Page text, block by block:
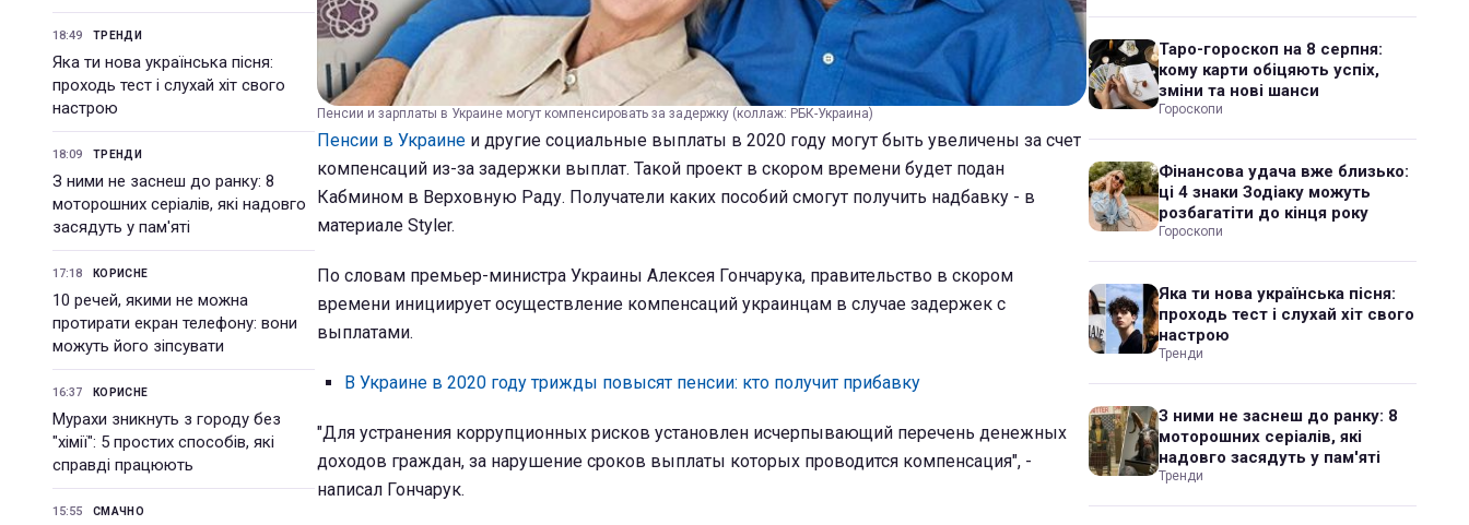
18:49 ТРЕНДИ
Яка ти нова українська пісня:
проходь тест і слухай хіт свого
настрою
18:09 ТРЕНДИ
З ними не заснеш до ранку: 8
моторошних серіалів, які надовго
засядуть у пам'яті
17:18 КОРИСНЕ
10 речей, якими не можна
протирати екран телефону: вони
можуть його зіпсувати
16:37 КОРИСНЕ
Мурахи зникнуть з городу без
"хімії": 5 простих способів, які
справді працюють
15:55 СМАЧНО
Пенсии и зарплаты в Украине могут компенсировать за задержку (коллаж: РБК-Украина)
Пенсии в Украине и другие социальные выплаты в 2020 году могут быть увеличены за счет
компенсаций из-за задержки выплат. Такой проект в скором времени будет подан
Кабмином в Верховную Раду. Получатели каких пособий смогут получить надбавку - в
материале Styler.
По словам премьер-министра Украины Алексея Гончарука, правительство в скором
времени инициирует осуществление компенсаций украинцам в случае задержек с
выплатами.
В Украине в 2020 году трижды повысят пенсии: кто получит прибавку
"Для устранения коррупционных рисков установлен исчерпывающий перечень денежных
доходов граждан, за нарушение сроков выплаты которых проводится компенсация", -
написал Гончарук.
Таро-гороскоп на 8 серпня:
кому карти обіцяють успіх,
зміни та нові шанси
Гороскопи
Фінансова удача вже близько:
ці 4 знаки Зодіаку можуть
розбагатіти до кінця року
Гороскопи
Яка ти нова українська пісня:
проходь тест і слухай хіт свого
настрою
Тренди
З ними не заснеш до ранку: 8
моторошних серіалів, які
надовго засядуть у пам'яті
Тренди